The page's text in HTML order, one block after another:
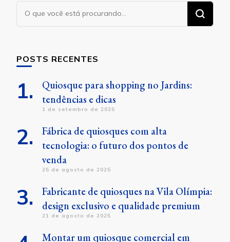
Procurando
algo?
POSTS RECENTES
Quiosque para shopping no Jardins:
tendências e dicas
1 de setembro de 2025
Fábrica de quiosques com alta
tecnologia: o futuro dos pontos de
venda
25 de agosto de 2025
Fabricante de quiosques na Vila Olímpia:
design exclusivo e qualidade premium
21 de agosto de 2025
Montar um quiosque comercial em